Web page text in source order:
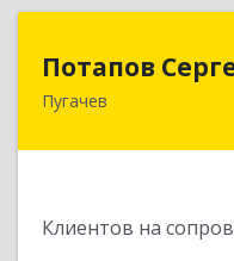
Потапов
Пугачев
Клиентов на
Потапов